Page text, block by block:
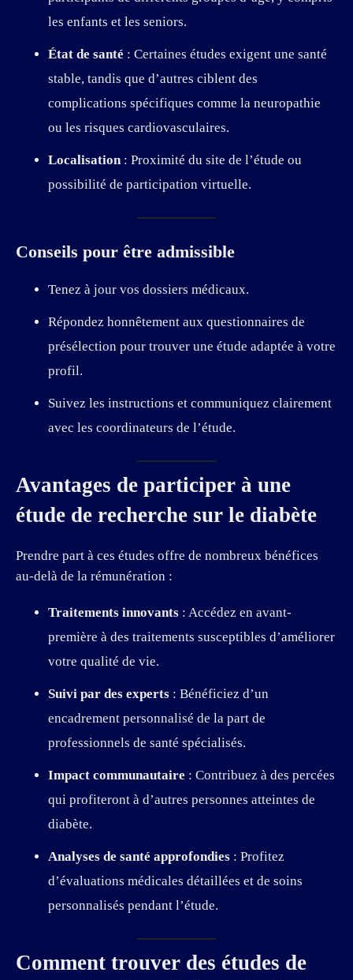
les enfants et les seniors.
État de santé : Certaines études exigent une santé
stable, tandis que d’autres ciblent des
complications spécifiques comme la neuropathie
ou les risques cardiovasculaires.
Localisation: Proximité du site de l’étude ou
possibilité de participation virtuelle.
Conseils pour être admissible
Tenez à jour vos dossiers médicaux.
Répondez honnêtement aux questionnaires de
présélection pour trouver une étude adaptée à votre
profil.
Suivez les instructions et communiquez clairement
avec les coordinateurs de l’étude.
Avantages de participer à une
étude de recherche sur le diabète
Prendre part à ces études offre de nombreux bénéfices
au-delà de la rémunération :
Traitements innovants : Accédez en avant-
première à des traitements susceptibles d’améliorer
votre qualité de vie.
Suivi par des experts : Bénéficiez d’un
encadrement personnalisé de la part de
professionnels de santé spécialisés.
Impact communautaire : Contribuez à des percées
qui profiteront à d’autres personnes atteintes de
diabète.
Analyses de santé approfondies : Profitez
d’évaluations médicales détaillées et de soins
personnalisés pendant l’étude.
Comment trouver des études de